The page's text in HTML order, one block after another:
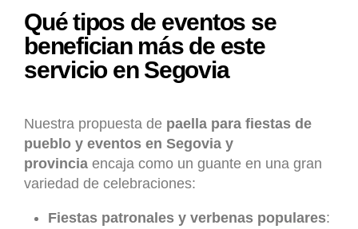
Qué tipos de eventos se
benefician más de este
servicio en Segovia
Nuestra propuesta de paella para fiestas de
pueblo y eventos en Segovia y
provincia encaja como un guante en una gran
variedad de celebraciones:
Fiestas patronales y verbenas populares: